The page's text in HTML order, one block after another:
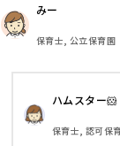
今日はわりと機嫌よ
どもこなしていまし
私がフリーとして
いて、給食を食べ
ごちそうさまのご
子は絵本に夢中。
か声をかけるも知
みー
保育士, 公立保育園
ハムスター🐹
保育士, 認可保